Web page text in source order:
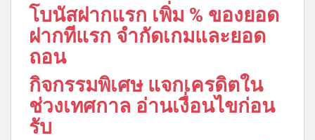
โบนัสฝากแรก เพิ่ม % ของยอด
ฝากทีแรก จำกัดเกมและยอด
ถอน
กิจกรรมพิเศษ แจกเครดิตใน
ช่วงเทศกาล อ่านเงื่อนไขก่อน
รับ